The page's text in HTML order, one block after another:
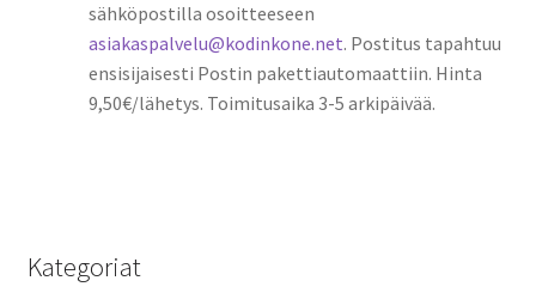
sähköpostilla osoitteeseen
asiakaspalvelu@kodinkone.net. Postitus tapahtuu
ensisijaisesti Postin pakettiautomaattiin. Hinta
9,50€/lähetys. Toimitusaika 3-5 arkipäivää.
Kategoriat